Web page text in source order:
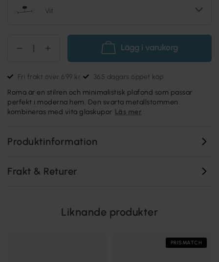
Vit
Lägg i varukorg
Fri frakt över 699 kr 365 dagars öppet köp
Roma är en stilren och minimalistisk plafond som passar
perfekt i moderna hem. Den svarta metallstommen
kombineras med vita glaskupor Läs mer
Produktinformation
Frakt & Returer
Liknande produkter
PRISMATCH